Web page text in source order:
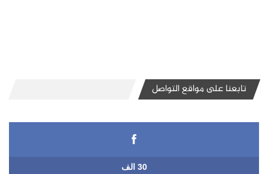
تابعنا على مواقع التواصل
30 الف